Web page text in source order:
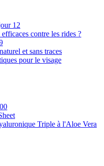
12
contre les rides ?
et sans traces
pour le visage
Triple à l'Aloe Vera